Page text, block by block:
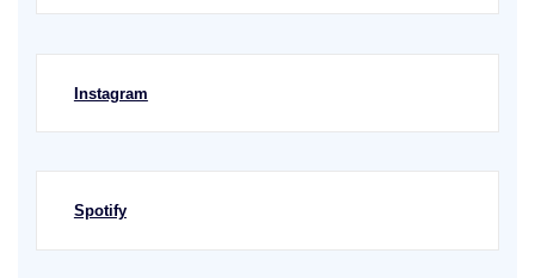
Instagram
Spotify